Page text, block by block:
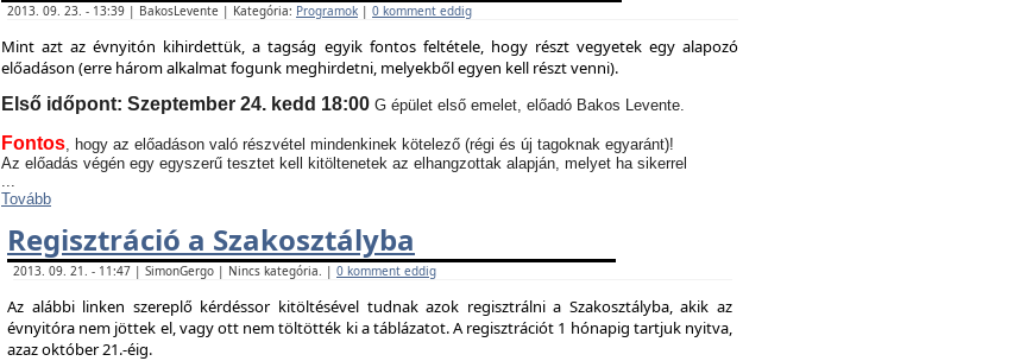
2013. 09. 23. - 13:39 | BakosLevente | Kategória: Programok | 0 komment eddig
Mint azt az évnyitón kihirdettük, a tagság egyik fontos feltétele, hogy részt vegyetek egy alapozó
előadáson (erre három alkalmat fogunk meghirdetni, melyekből egyen kell részt venni).
Első időpont: Szeptember 24. kedd 18:00 G épület első emelet, előadó Bakos Levente.
Fontos, hogy az előadáson való részvétel mindenkinek kötelező (régi és új tagoknak egyaránt)!
Az előadás végén egy egyszerű tesztet kell kitöltenetek az elhangzottak alapján, melyet ha sikerrel
...
Tovább
Regisztráció a Szakosztályba
2013. 09. 21. - 11:47 | SimonGergo | Nincs kategória. | 0 komment eddig
Az alábbi linken szereplő kérdéssor kitöltésével tudnak azok regisztrálni a Szakosztályba, akik az
évnyitóra nem jöttek el, vagy ott nem töltötték ki a táblázatot. A regisztrációt 1 hónapig tartjuk nyitva,
azaz október 21.-éig.